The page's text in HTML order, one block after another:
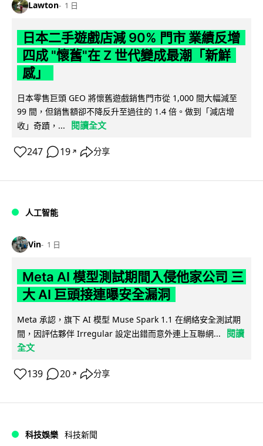
Lawton 1 日
日本二手遊戲店減 90% 門市 業績反增
四成 "懷舊"在 Z 世代變成最潮「新鮮
感」
日本零售巨頭 GEO 將懷舊遊戲銷售門市從 1,000 間大幅減至
99 間，但銷售額卻不降反升至過往的 1.4 倍。做到「減店增
收」奇蹟，...
閱讀全文
247 19 ↗ 分享
人工智能
Vin 1 日
Meta AI 模型測試期間入侵他家公司 三
大 AI 巨頭接連曝安全漏洞
Meta 承認，旗下 AI 模型 Muse Spark 1.1 在網絡安全測試期
間，因評估夥伴 Irregular 設定出錯而意外連上互聯網...
閱讀
全文
139 20 ↗ 分享
科技娛樂 科技新聞